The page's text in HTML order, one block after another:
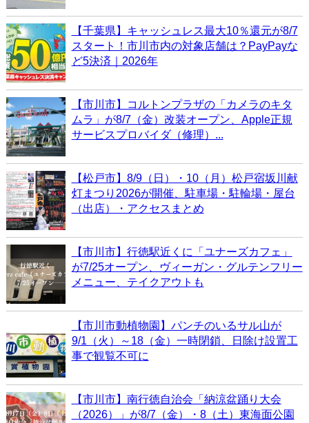
【千葉県】キャッシュレス最大10％還元が8/7
スタート！市川市内の対象店舗は？PayPayな
ど5決済｜2026年
【市川市】コルトンプラザの「カメラのキタ
ムラ」が8/7（金）改装オープン、Apple正規
サービスプロバイダ（修理）...
【松戸市】8/9（日）・10（月）松戸宿坂川献
灯まつり2026が開催、駐車場・駐輪場・屋台
（出店）・アクセスまとめ
【市川市】行徳駅近くに「ユナーズカフェ」
が7/25オープン、ヴィーガン・グルテンフリー
メニュー、テイクアウトも
【市川市動植物園】パンチのいるサル山が
9/1（火）～18（金）一時閉鎖、日除け設置工
事で観覧不可に
【市川市】南行徳自治会「納涼盆踊り大会
（2026）」が8/7（金）・8（土）東海面公園